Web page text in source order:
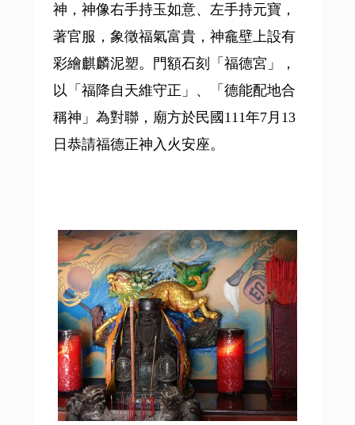
神，神像右手持玉如意、左手持元寶，
著官服，象徵福氣富貴，神龕壁上設有
彩繪麒麟泥塑。門額石刻「福德宮」，
以「福降自天維守正」、「德能配地合
稱神」為對聯，廟方於民國111年7月13
日恭請福德正神入火安座。